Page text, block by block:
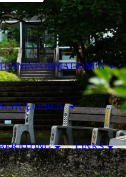
LINKS